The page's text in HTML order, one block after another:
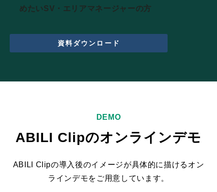
めたいSV・エリアマネージャーの方
資料ダウンロード
DEMO
ABILI Clipのオンラインデモ
ABILI Clipの導入後のイメージが具体的に描けるオン
ラインデモをご用意しています。